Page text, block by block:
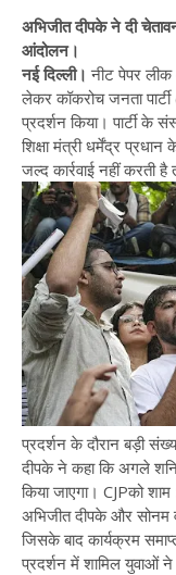
अभिजीत दीपके ने दी
आंदोलन।
नई दिल्ली। नीट पेपर लीक
लेकर कॉकरोच जनता
प्रदर्शन किया। पार्टी के
शिक्षा मंत्री धर्मेंद्र
जल्द कार्रवाई नहीं करती
प्रदर्शन के दौरान बड़ी
दीपके ने कहा कि अगले
किया जाएगा। CJPको
अभिजीत दीपके और सोनम
जिसके बाद कार्यक्रम
प्रदर्शन में शामिल युवाओं